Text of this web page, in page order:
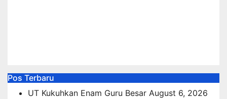
Pos Terbaru
UT Kukuhkan Enam Guru Besar August 6, 2026